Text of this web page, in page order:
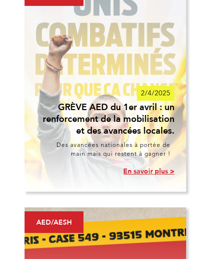
2/4/2025
GRÈVE AED du 1er avril : un
renforcement de la mobilisation
et des avancées locales.
Des avancées nationales à portée de
main mais qui restent à gagner !
En savoir plus >
AED/AESH